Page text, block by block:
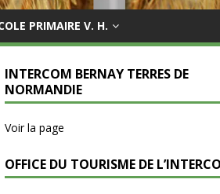
PRIMAIRE V. H.
INTERCOM BERNAY TERRES DE
NORMANDIE
Voir la page
OFFICE DU TOURISME DE